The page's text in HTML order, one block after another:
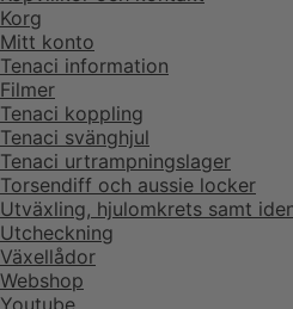
Korg
Mitt konto
Tenaci information
Filmer
Tenaci koppling
Tenaci svänghjul
Tenaci urtrampningslager
Torsendiff och aussie locker
Utväxling, hjulomkrets samt
Utcheckning
Växellådor
Webshop
Youtube